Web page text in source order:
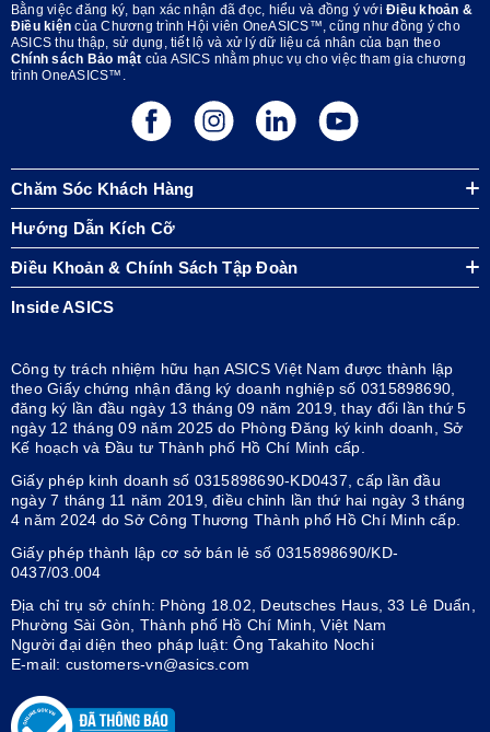
Công nghệ FLYTEFOAM™
Lớp bọt đế giữa nhẹ mang đến trải nghiệm đệm êm ái và
thoải mái.
Bằng việc đăng ký, bạn xác nhận đã đọc, hiểu và đồng ý với Điều khoản &
Điều kiện của Chương trình Hội viên OneASICS™, cũng như đồng ý cho
ASICS thu thập, sử dụng, tiết lộ và xử lý dữ liệu cá nhân của bạn theo
Chính sách Bảo mật của ASICS nhằm phục vụ cho việc tham gia chương
trình OneASICS™.
Chăm Sóc Khách Hàng
Hướng Dẫn Kích Cỡ
Điều Khoản & Chính Sách Tập Đoàn
Inside ASICS
Công ty trách nhiệm hữu hạn ASICS Việt Nam được thành lập
theo Giấy chứng nhận đăng ký doanh nghiệp số 0315898690,
đăng ký lần đầu ngày 13 tháng 09 năm 2019, thay đổi lần thứ 5
ngày 12 tháng 09 năm 2025 do Phòng Đăng ký kinh doanh, Sở
Kế hoạch và Đầu tư Thành phố Hồ Chí Minh cấp.
Giấy phép kinh doanh số 0315898690-KD0437, cấp lần đầu
ngày 7 tháng 11 năm 2019, điều chỉnh lần thứ hai ngày 3 tháng
4 năm 2024 do Sở Công Thương Thành phố Hồ Chí Minh cấp.
Giấy phép thành lập cơ sở bán lẻ số 0315898690/KD-
0437/03.004
Địa chỉ trụ sở chính: Phòng 18.02, Deutsches Haus, 33 Lê Duẩn,
Phường Sài Gòn, Thành phố Hồ Chí Minh, Việt Nam
Người đại diện theo pháp luật: Ông Takahito Nochi
E-mail: customers-vn@asics.com